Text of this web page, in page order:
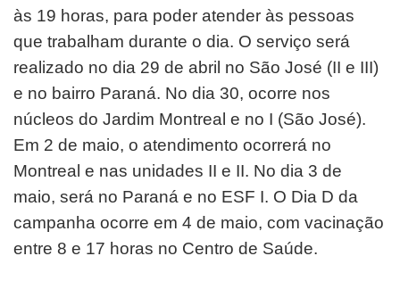
às 19 horas, para poder atender às pessoas
que trabalham durante o dia. O serviço será
realizado no dia 29 de abril no São José (II e III)
e no bairro Paraná. No dia 30, ocorre nos
núcleos do Jardim Montreal e no I (São José).
Em 2 de maio, o atendimento ocorrerá no
Montreal e nas unidades II e II. No dia 3 de
maio, será no Paraná e no ESF I. O Dia D da
campanha ocorre em 4 de maio, com vacinação
entre 8 e 17 horas no Centro de Saúde.